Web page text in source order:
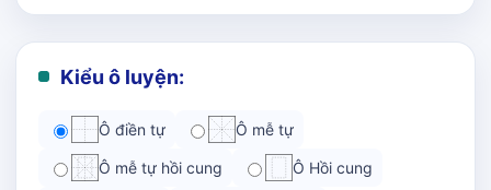
Kiểu ô luyện:
Ô điền tự Ô mễ tự
Ô mễ tự hồi cung Ô Hồi cung